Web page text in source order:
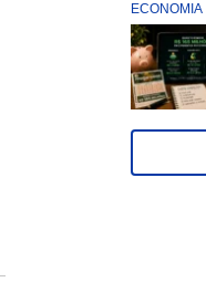
ECONOMIA